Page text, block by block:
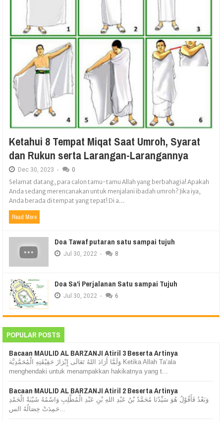
Ketahui 8 Tempat Miqat Saat Umroh, Syarat
dan Rukun serta Larangan-Larangannya
Dec 30, 2023 - 0
Selamat datang, para calon tamu-tamu Allah yang berbahagia! Apakah
Anda sedang merencanakan untuk menjalani ibadah umroh? Jika iya,
Anda berada di tempat yang tepat! Di a...
Read More
Doa Tawaf putaran satu sampai tujuh
Jul 30, 2022 - 8
Doa Sa'i Perjalanan Satu sampai Tujuh
Jul 30, 2022 - 6
POPULAR POSTS
Bacaan MAULID AL BARZANJI Atiril 3 Beserta Artinya
وَلَمَّا أَرَادَ اللهُ تَعَالَى إِبْرَازَ حَقِيْقَتِهِ الْمُحَمَّدِيَّة Ketika Allah Ta‘ala
menghendaki untuk menampakkan hakikatnya yang t...
Bacaan MAULID AL BARZANJI Atiril 2 Beserta Artinya
وَبَعْدُ فَأَقُوْلُ هُوَ سَيِّدُنَا مُحَمَّدُ بْنُ عَبْدِ اللهِ بْنِ عَبْدِ الْمُطَّلِبِ وَاسْمُهُ شَيْبَةُ الْحَمْدِ